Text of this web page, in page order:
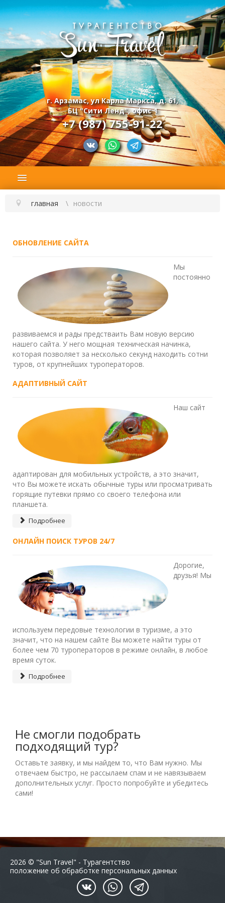
г. Арзамас, ул Карла Маркса, д. 61,
БЦ "Сити Ленд", офис 1
+7 (987) 755-91-22
главная новости
ОБНОВЛЕНИЕ САЙТА
Мы
постоянно
развиваемся и рады предстваить Вам новую версию
нашего сайта. У него мощная техническая начинка,
которая позволяет за несколько секунд находить сотни
туров, от крупнейших туроператоров.
АДАПТИВНЫЙ САЙТ
Наш сайт
адаптирован для мобильных устройств, а это значит,
что Вы можете искать обычные туры или просматривать
горящие путевки прямо со своего телефона или
планшета.
Подробнее
ОНЛАЙН ПОИСК ТУРОВ 24/7
Дорогие,
друзья! Мы
используем передовые технологии в туризме, а это
значит, что на нашем сайте Вы можете найти туры от
более чем 70 туроператоров в режиме онлайн, в любое
время суток.
Подробнее
Не смогли подобрать
подходящий тур?
Оставьте заявку, и мы найдем то, что Вам нужно. Мы
отвечаем быстро, не рассылаем спам и не навязываем
дополнительных услуг. Просто попробуйте и убедитесь
сами!
2026 © "Sun Travel" - Турагентство
положение об обработке персональных данных